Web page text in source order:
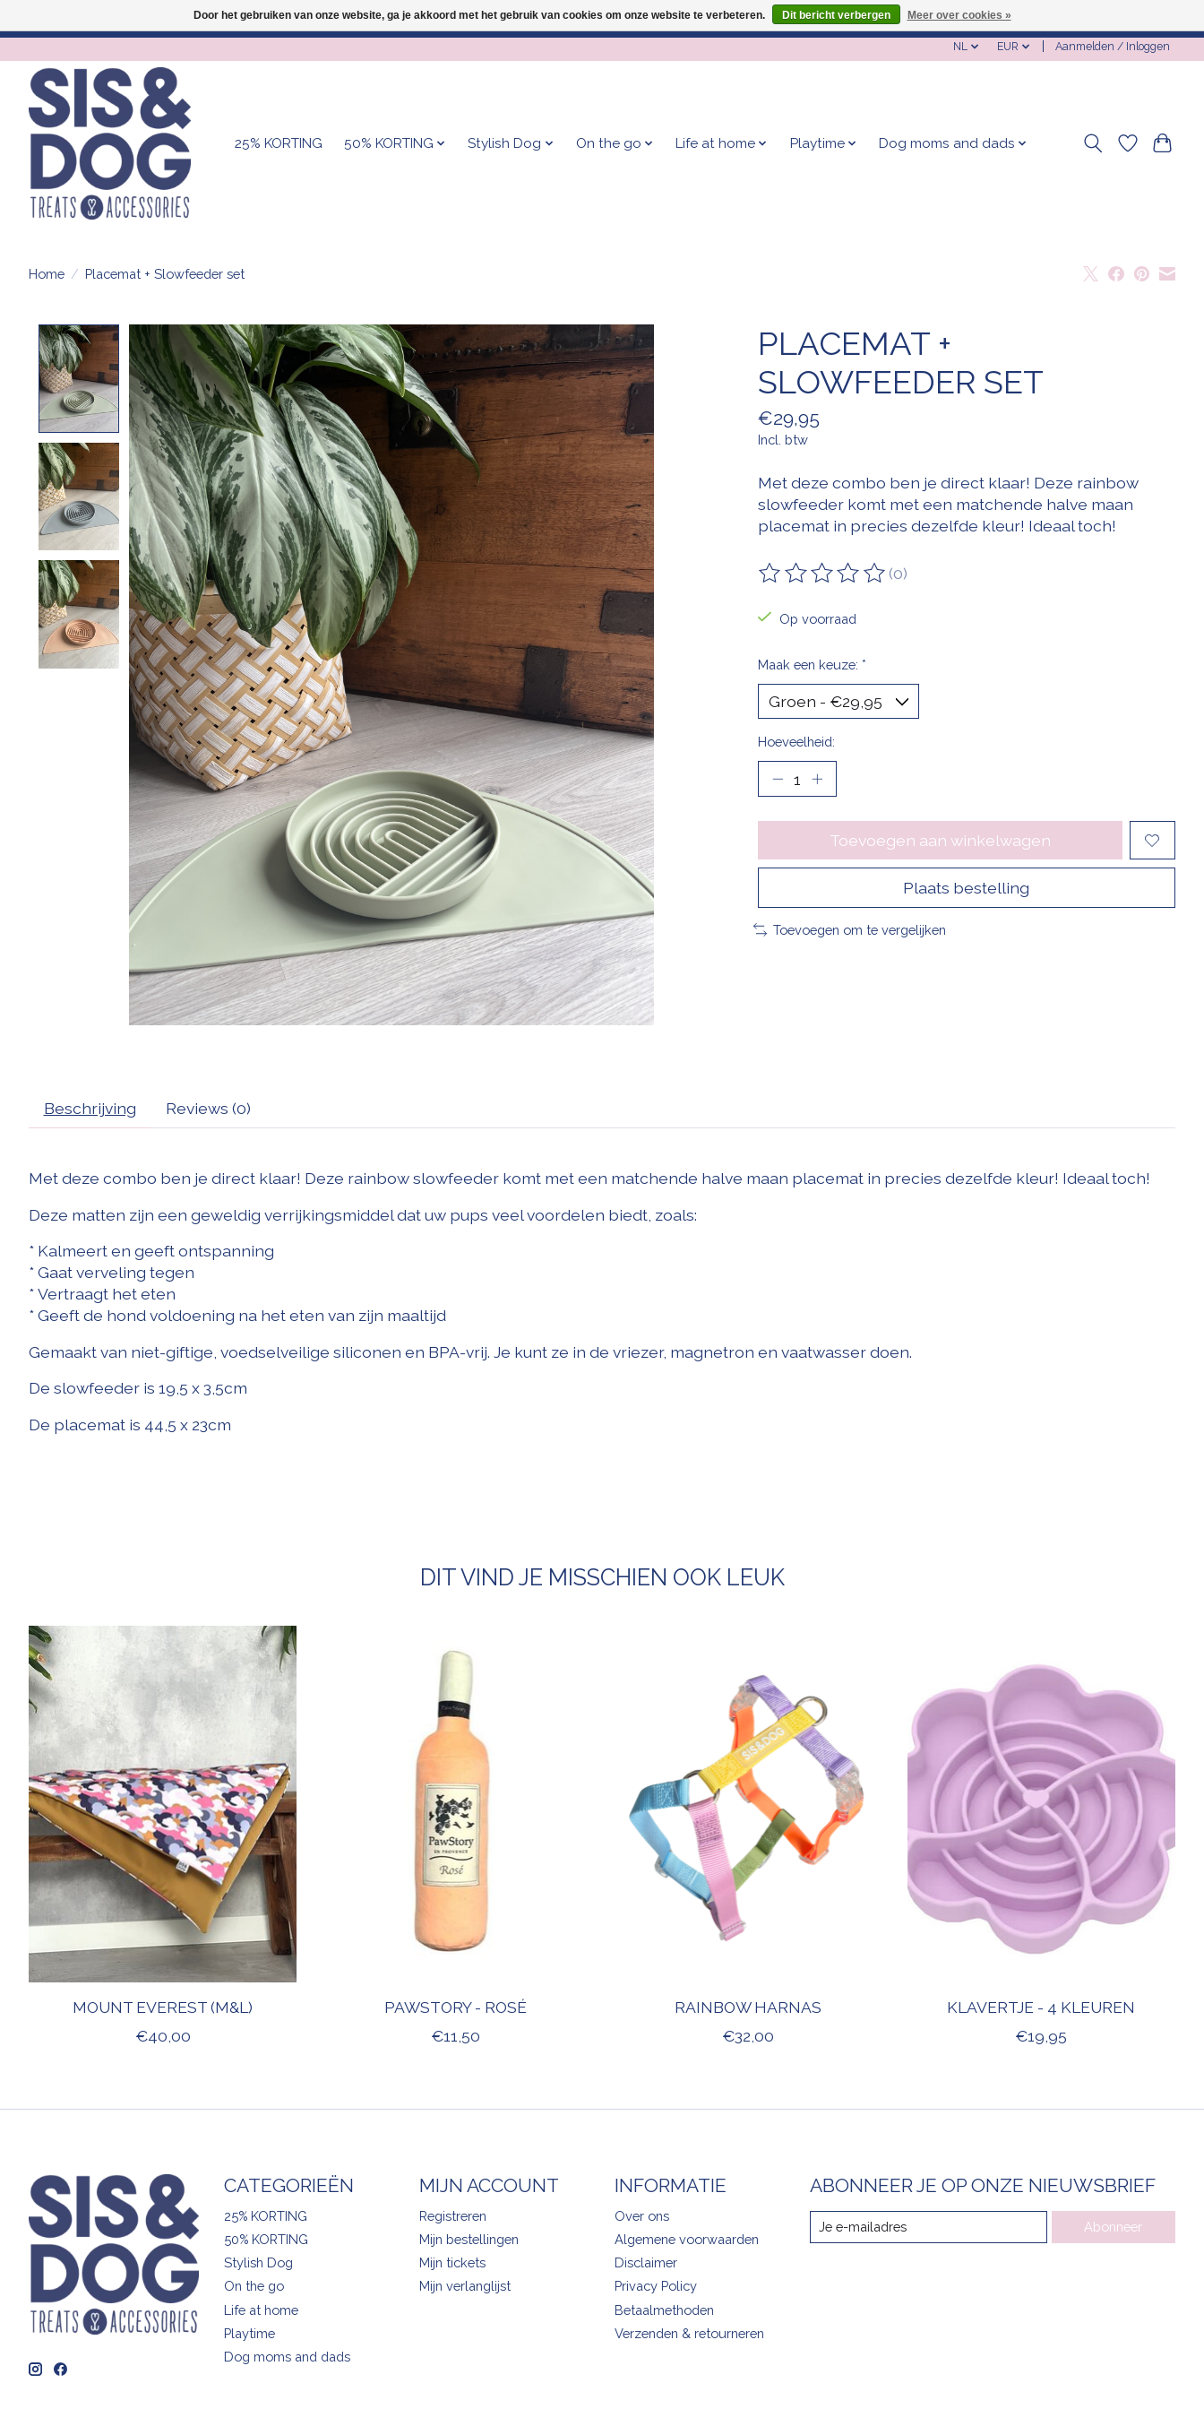
NL EUR Aanmelden / Inloggen
25% KORTING 50% KORTING Stylish Dog On the go Life at home Playtime Dog moms and dads
Home / Placemat + Slowfeeder set
Product image slideshow Items
PLACEMAT +
SLOWFEEDER SET
€29,95
Incl. btw
Met deze combo ben je direct klaar! Deze rainbow
slowfeeder komt met een matchende halve maan
placemat in precies dezelfde kleur! Ideaal toch!
De beoordeling van dit product is
(0)
Op voorraad
Maak een keuze: *
Hoeveelheid:
Toevoegen aan winkelwagen
Plaats bestelling
Toevoegen om te vergelijken
Beschrijving Reviews (0)
Met deze combo ben je direct klaar! Deze rainbow slowfeeder komt met een matchende halve maan placemat in precies dezelfde kleur! Ideaal toch!
Deze matten zijn een geweldig verrijkingsmiddel dat uw pups veel voordelen biedt, zoals:
* Kalmeert en geeft ontspanning
* Gaat verveling tegen
*Vertraagt ​​het eten
* Geeft de hond voldoening na het eten van zijn maaltijd
Gemaakt van niet-giftige, voedselveilige siliconen en BPA-vrij. Je kunt ze in de vriezer, magnetron en vaatwasser doen.
De slowfeeder is 19,5 x 3,5cm
De placemat is 44,5 x 23cm
DIT VIND JE MISSCHIEN OOK LEUK
Items van productcarrousel
MOUNT EVEREST (M&L)
€40,00
PAWSTORY - ROSÉ
€11,50
RAINBOW HARNAS
€32,00
KLAVERTJE - 4 KLEUREN
€19,95
CATEGORIEËN
25% KORTING
50% KORTING
Stylish Dog
On the go
Life at home
Playtime
Dog moms and dads
MIJN ACCOUNT
Registreren
Mijn bestellingen
Mijn tickets
Mijn verlanglijst
INFORMATIE
Over ons
Algemene voorwaarden
Disclaimer
Privacy Policy
Betaalmethoden
Verzenden & retourneren
ABONNEER JE OP ONZE NIEUWSBRIEF
Abonneer
Door het gebruiken van onze website, ga je akkoord met het gebruik van cookies om onze website te verbeteren. Dit bericht verbergen Meer over cookies »
Geef je hond het kleedje waar 500+ baasjes fan van zijn!